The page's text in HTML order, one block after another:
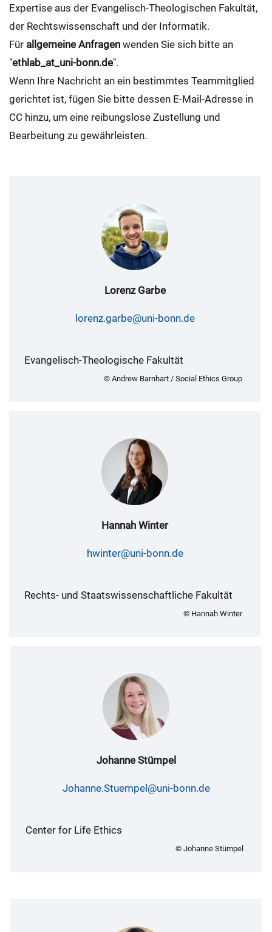
Expertise aus der Evangelisch-Theologischen Fakultät,
der Rechtswissenschaft und der Informatik.
Für allgemeine Anfragen wenden Sie sich bitte an
"ethlab_at_uni-bonn.de".
Wenn Ihre Nachricht an ein bestimmtes Teammitglied
gerichtet ist, fügen Sie bitte dessen E-Mail-Adresse in
CC hinzu, um eine reibungslose Zustellung und
Bearbeitung zu gewährleisten.
Lorenz Garbe
lorenz.garbe@uni-bonn.de
Evangelisch-Theologische Fakultät
© Andrew Barnhart / Social Ethics Group
Hannah Winter
hwinter@uni-bonn.de
Rechts- und Staatswissenschaftliche Fakultät
© Hannah Winter
Johanne Stümpel
Johanne.Stuempel@uni-bonn.de
Center for Life Ethics
© Johanne Stümpel